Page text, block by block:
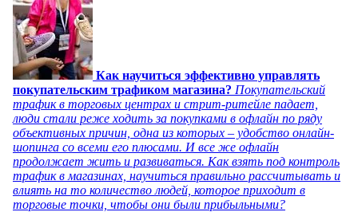
Как научиться эффективно управлять
покупательским трафиком магазина? Покупательский
трафик в торговых центрах и стрит-ритейле падает,
люди стали реже ходить за покупками в офлайн по ряду
объективных причин, одна из которых – удобство онлайн-
шопинга со всеми его плюсами. И все же офлайн
продолжает жить и развиваться. Как взять под контроль
трафик в магазинах, научиться правильно рассчитывать и
влиять на то количество людей, которое приходит в
торговые точки, чтобы они были прибыльными?